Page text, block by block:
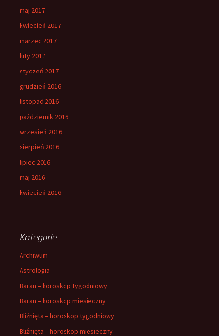
maj 2017
kwiecień 2017
marzec 2017
luty 2017
styczeń 2017
grudzień 2016
listopad 2016
październik 2016
wrzesień 2016
sierpień 2016
lipiec 2016
maj 2016
kwiecień 2016
Kategorie
Archiwum
Astrologia
Baran – horoskop tygodniowy
Baran – horoskop miesieczny
Bliźnięta – horoskop tygodniowy
Bliźnięta – horoskop miesieczny